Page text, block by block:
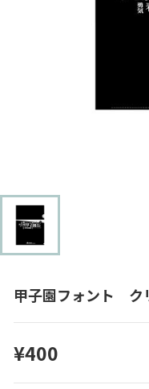
甲子園フォント ク
¥400